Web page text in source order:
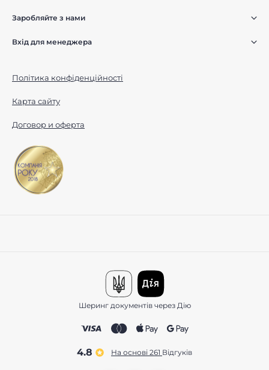
Заробляйте з нами
Вхід для менеджера
Політика конфіденційності
Карта сайту
Договор и оферта
Шеринг документів через Дію
4.8 На основі 261 відгуків